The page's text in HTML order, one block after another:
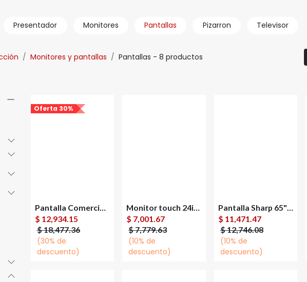
Presentador Monitores Pantallas Pizarron Televisor
Monitores y pantallas Pantallas - 8 productos
Oferta 30%
Pantalla Comercial Samsung QBM LED 43" 4K Ultra HD
$ 12,934.15
$18,477.36
(30% de
descuento)
Agregar al
carrito
Monitor touch 24in resolucion 1920x1080 relac de aspecto 16:9
$ 7,001.67
$7,779.63
(10% de
descuento)
Pantalla Sharp 65" Smart TV UHD 4K Netflix Prime Disney+
$ 11,471.47
$12,746.08
(10% de
descuento)